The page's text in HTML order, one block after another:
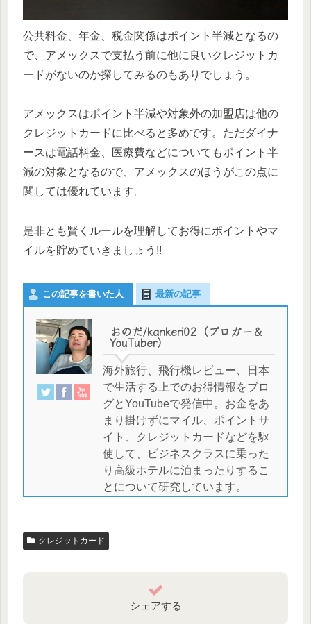
公共料金、年金、税金関係はポイント半減となるの
で、アメックスで支払う前に他に良いクレジットカ
ードがないのか探してみるのもありでしょう。
アメックスはポイント半減や対象外の加盟店は他の
クレジットカードに比べると多めです。ただダイナ
ースは電話料金、医療費などについてもポイント半
減の対象となるので、アメックスのほうがこの点に
関しては優れています。
是非とも賢くルールを理解してお得にポイントやマ
イルを貯めていきましょう!!
この記事を書いた人 最新の記事
おのだ/kankeri02（ブロガー＆
YouTuber）
海外旅行、飛行機レビュー、日本
で生活する上でのお得情報をブロ
グとYouTubeで発信中。お金をあ
まり掛けずにマイル、ポイントサ
イト、クレジットカードなどを駆
使して、ビジネスクラスに乗った
り高級ホテルに泊まったりするこ
とについて研究しています。
クレジットカード
シェアする